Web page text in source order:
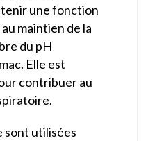
une fonction
maintien de la
du pH
Elle est
contribuer au
sont utilisées